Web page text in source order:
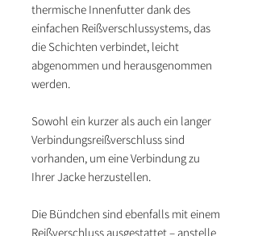
thermische Innenfutter dank des
einfachen Reißverschlussystems, das
die Schichten verbindet, leicht
abgenommen und herausgenommen
werden.
Sowohl ein kurzer als auch ein langer
Verbindungsreißverschluss sind
vorhanden, um eine Verbindung zu
Ihrer Jacke herzustellen.
Die Bündchen sind ebenfalls mit einem
Reißverschluss ausgestattet – anstelle